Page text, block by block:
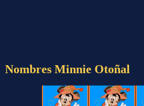
Nombres Minnie Otoñal